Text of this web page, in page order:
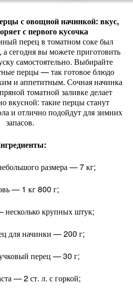
совощнойначинкой: вкус,
спервогокусочка
перец в томатномсокебыл
асегоднявыможетеприготовить
самостоятельно. Выбирайте
перцы— такготовоеблюдо
и аппетитным. Сочнаяначинка
пряной томатной заливкеделает
вкусной: такиеперцыстанут
и отличноподойдутдлязимних
запасов.
размера— 7кг;
— 1 кг800 г;
крупныхштук;
дляначинки — 200 г;
перец — 30 г;
— 2ст. л. сгоркой;